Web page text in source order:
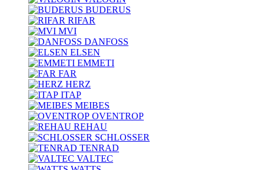
BUDERUS
RIFAR
MVI
DANFOSS
ELSEN
EMMETI
FAR
HERZ
ITAP
MEIBES
OVENTROP
REHAU
SCHLOSSER
TENRAD
VALTEC